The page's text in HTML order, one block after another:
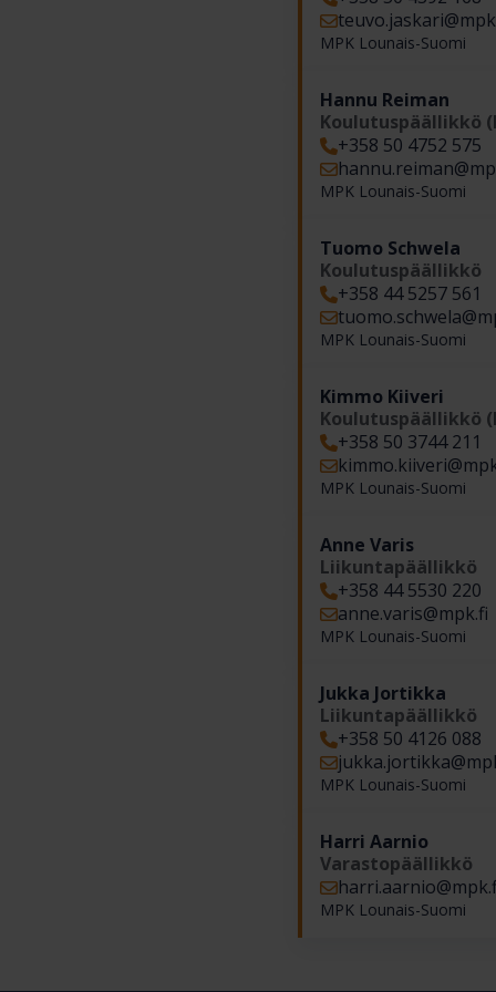
MPK Lounais-Suomi
Hannu Reiman
Koulutuspäällikkö
+358 50 4752 575
MPK Lounais-Suomi
Tuomo Schwela
Koulutuspäällikkö
+358 44 5257 561
MPK Lounais-Suomi
Kimmo Kiiveri
Koulutuspäällikkö
+358 50 3744 211
MPK Lounais-Suomi
Anne Varis
Liikuntapäällikkö
+358 44 5530 220
anne.varis​@mpk.fi
MPK Lounais-Suomi
Jukka Jortikka
Liikuntapäällikkö
+358 50 4126 088
MPK Lounais-Suomi
Harri Aarnio
Varastopäällikkö
MPK Lounais-Suomi